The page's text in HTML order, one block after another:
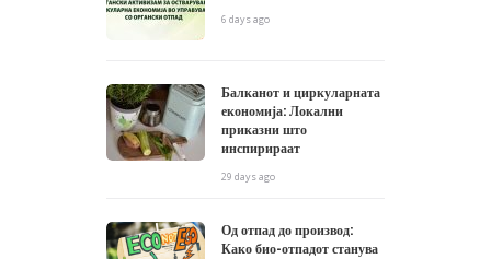
6 days ago
Балканот и циркуларната
економија: Локални
приказни што
инспирираат
29 days ago
Од отпад до производ:
Како био-отпадот станува